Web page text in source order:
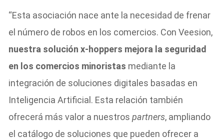
“Esta asociación nace ante la necesidad de frenar
el número de robos en los comercios. Con Veesion,
nuestra solución x-hoppers mejora la seguridad
en los comercios minoristas mediante la
integración de soluciones digitales basadas en
Inteligencia Artificial. Esta relación también
ofrecerá más valor a nuestrospartners, ampliando
el catálogo de soluciones que pueden ofrecer a